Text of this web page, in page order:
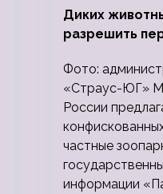
Диких
разрешить
Фото:
«Страус-ЮГ»
России
частные
информации